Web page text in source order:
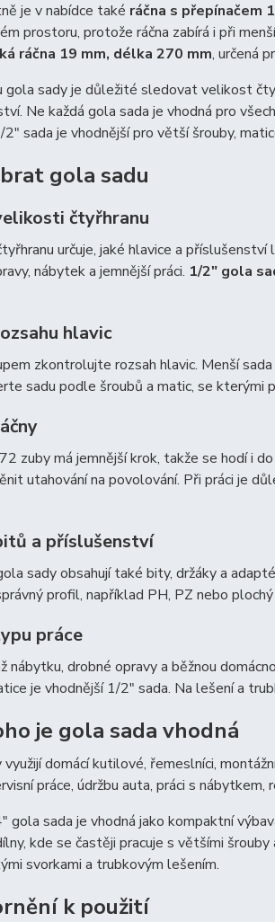
je v nabídce také ráčna s přepínačem
prostoru, protože ráčna zabírá i při
ráčna 19 mm, délka 270 mm, určená
gola sady je důležité sledovat velikost
Ne každá gola sada je vhodná pro
sada je vhodnější pro větší šrouby,
gola sadu
čtyřhranu
určuje, jaké hlavice a příslušenství
nábytek a jemnější práci. 1/2″ gola
hlavic
zkontrolujte rozsah hlavic. Menší
sadu podle šroubů a matic, se kterými
zuby má jemnější krok, takže se hodí i
utahování na povolování. Při práci je
a příslušenství
sady obsahují také bity, držáky a
profil, například PH, PZ nebo
práce
nábytku, drobné opravy a běžnou
je vhodnější 1/2″ sada. Na lešení a
je gola sada vhodná
domácí kutilové, řemeslníci,
práce, údržbu auta, práci s
gola sada je vhodná jako kompaktní
kde se častěji pracuje s většími
svorkami a trubkovým lešením.
k použití